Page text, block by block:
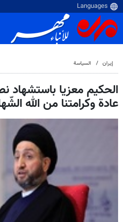
إيران السياسة
الحكيم معزيا باستشهاد
عادة وكرامتنا من الله